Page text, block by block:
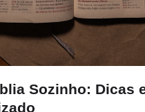
Sozinho: Dicas